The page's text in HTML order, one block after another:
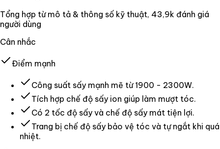
Tổng hợp từ mô tả & thông số kỹ thuật, 43,9k đánh giá
người dùng
Cân nhắc
Điểm mạnh
Công suất sấy mạnh mẽ từ 1900 - 2300W.
Tích hợp chế độ sấy ion giúp làm mượt tóc.
Có 2 tốc độ sấy và chế độ sấy mát tiện lợi.
Trang bị chế độ sấy bảo vệ tóc và tự ngắt khi quá
nhiệt.